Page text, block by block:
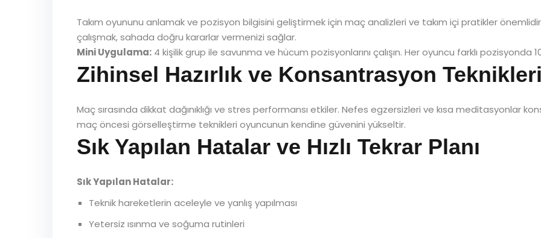
Takım oyununu anlamak ve pozisyon bilgisini geliştirmek için maç analizleri ve takım içi pratikler
çalışmak, sahada doğru kararlar vermenizi sağlar.
Mini Uygulama: 4 kişilik grup ile savunma ve hücum pozisyonlarını çalışın. Her oyuncu farklı
Zihinsel Hazırlık ve Konsantrasyon Teknikleri
Maç sırasında dikkat dağınıklığı ve stres performansı etkiler. Nefes egzersizleri ve kısa meditasyonlar
maç öncesi görselleştirme teknikleri oyuncunun kendine güvenini yükseltir.
Sık Yapılan Hatalar ve Hızlı Tekrar Planı
Sık Yapılan Hatalar:
Teknik hareketlerin aceleyle ve yanlış yapılması
Yetersiz ısınma ve soğuma rutinleri